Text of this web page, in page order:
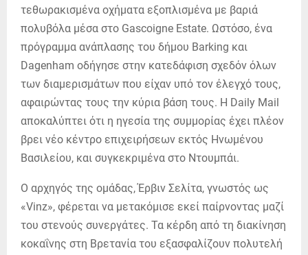
τεθωρακισμένα οχήματα εξοπλισμένα με βαριά
πολυβόλα μέσα στο Gascoigne Estate. Ωστόσο, ένα
πρόγραμμα ανάπλασης του δήμου Barking και
Dagenham οδήγησε στην κατεδάφιση σχεδόν όλων
των διαμερισμάτων που είχαν υπό τον έλεγχό τους,
αφαιρώντας τους την κύρια βάση τους. Η Daily Mail
αποκαλύπτει ότι η ηγεσία της συμμορίας έχει πλέον
βρει νέο κέντρο επιχειρήσεων εκτός Ηνωμένου
Βασιλείου, και συγκεκριμένα στο Ντουμπάι.
Ο αρχηγός της ομάδας, Έρβιν Σελίτα, γνωστός ως
«Vinz», φέρεται να μετακόμισε εκεί παίρνοντας μαζί
του στενούς συνεργάτες. Τα κέρδη από τη διακίνηση
κοκαΐνης στη Βρετανία του εξασφαλίζουν πολυτελή